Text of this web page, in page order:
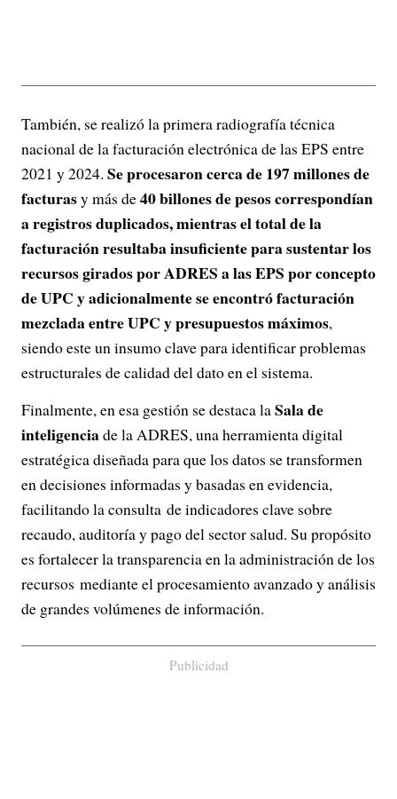
También, se realizó la primera radiografía técnica
nacional de la facturación electrónica de las EPS entre
2021 y 2024. Se procesaron cerca de 197 millones de
facturasy más de40 billones de pesos correspondían
a registros duplicados, mientras el total de la
facturación resultaba insuficiente para sustentar los
recursos girados por ADRES a las EPS por concepto
de UPC y adicionalmente se encontró facturación
mezclada entre UPC y presupuestos máximos,
siendo este un insumo clave para identificar problemas
estructurales de calidad del dato en el sistema.
Finalmente, en esa gestión se destaca laSala de
inteligenciade la ADRES, una herramienta digital
estratégica diseñada para que los datos se transformen
en decisiones informadas y basadas en evidencia,
facilitando la consulta de indicadores clave sobre
recaudo, auditoría y pago del sector salud. Su propósito
es fortalecer la transparencia en la administración de los
recursos mediante el procesamiento avanzado y análisis
de grandes volúmenes de información.
Publicidad